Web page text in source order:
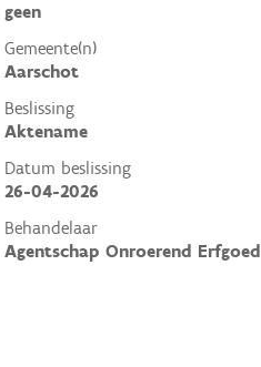
geen
Gemeente(n)
Aarschot
Beslissing
Aktename
Datum beslissing
26-04-2026
Behandelaar
Agentschap Onroerend Erfgoed